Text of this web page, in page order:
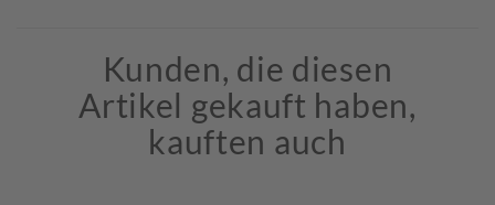
Kunden, die diesen
Artikel gekauft haben,
kauften auch